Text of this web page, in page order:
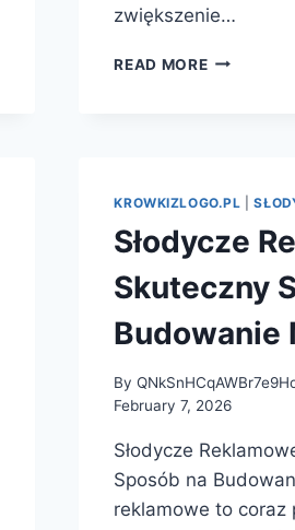
zwiększenie…
READ MORESŁODYCZE
MARKI
KROWKIZLOGO.PL |
Słodycze
Skuteczny
Budowanie
By
February 7, 2026
Słodycze
Sposób na
reklamowe to coraz